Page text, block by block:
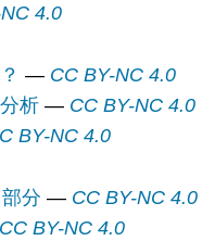
4.0
— CC BY-NC 4.0
析— CC BY-NC 4.0
BY-NC 4.0
分 — CC BY-NC 4.0
CC BY-NC 4.0